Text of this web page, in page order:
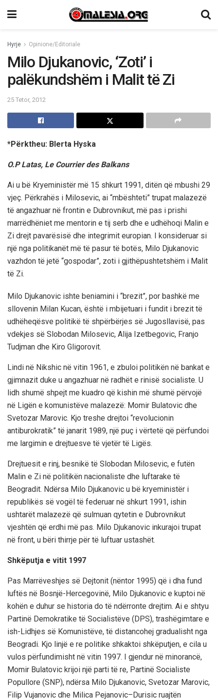
Hyrje Opinione/Editoriale
Milo Djukanovic, ‘Zoti’ i
palëkundshëm i Malit të Zi
25 Tetor, 2012
*Përktheu: Blerta Hyska
O.P Latas, Le Courrier des Balkans
Ai u bë Kryeministër më 15 shkurt 1991, ditën që mbushi 29
vjeç. Përkrahës i Milosevic, ai “mbështeti” trupat malazezë
të angazhuar në frontin e Dubrovnikut, më pas i prishi
marrëdhëniet me mentorin e tij serb dhe e udhëhoqi Malin e
Zi drejt pavarësisë dhe integrimit europian. I konsideruar si
një nga politikanët më të pasur të botës, Milo Djukanovic
vazhdon të jetë “gospodar”, zoti i gjithëpushtetshëm i Malit
të Zi.
Milo Djukanovic ishte beniamini i “brezit”, por bashkë me
sllovenin Milan Kucan, është i mbijetuari i fundit i brezit të
udhëheqësve politikë të shpërbërjes së Jugosllavisë, pas
vdekjes së Slobodan Milosevic, Alija Izetbegovic, Franjo
Tudjman dhe Kiro Gligorovit.
Lindi në Nikshic në vitin 1961, e zbuloi politikën në bankat e
gjimnazit duke u angazhuar në radhët e rinisë socialiste. U
lidh shumë shpejt me kuadro që kishin më shumë përvojë
në Ligën e komunistëve malazezë: Momir Bulatovic dhe
Svetozar Marovic. Kjo treshe drejtoi “revolucionin
antiburokratik” të janarit 1989, një puç i vërtetë që përfundoi
me largimin e drejtuesve të vjetër të Ligës.
Drejtuesit e rinj, besnikë të Slobodan Milosevic, e futën
Malin e Zi në politikën nacionaliste dhe luftarake të
Beogradit. Ndërsa Milo Djukanovic u bë kryeministër i
republikës së vogël të federuar në shkurt 1991, ishin
ushtarët malazezë që sulmuan qytetin e Dubrovnikut
vjeshtën që erdhi më pas. Milo Djukanovic inkurajoi trupat
në front, u bëri thirrje për të luftuar ustashët.
Shkëputja e vitit 1997
Pas Marrëveshjes së Dejtonit (nëntor 1995) që i dha fund
luftës në Bosnjë-Hercegovinë, Milo Djukanovic e kuptoi në
kohën e duhur se historia do të ndërronte drejtim. Ai e shtyu
Partinë Demokratike të Socialistëve (DPS), trashëgimtare e
ish-Lidhjes së Komunistëve, të distancohej gradualisht nga
Beogradi. Kjo linjë e re politike shkaktoi shkëputjen, e cila u
vulos përfundimisht në vitin 1997. I gjendur në minorancë,
Momir Bulatovic krijoi një parti të re, Partinë Socialiste
Popullore (SNP), ndërsa Milo Djukanovic, Svetozar Marovic,
Filip Vujanovic dhe Milica Pejanovic–Durisic ruajtën